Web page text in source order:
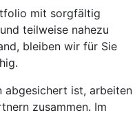
mit sorgfältig
teilweise nahezu
bleiben wir für Sie
abgesichert ist, arbeiten
zusammen. Im